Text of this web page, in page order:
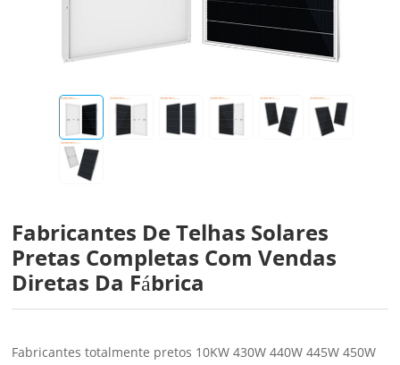
Fabricantes De Telhas Solares
Pretas Completas Com Vendas
Diretas Da Fábrica
Fabricantes totalmente pretos 10KW 430W 440W 445W 450W